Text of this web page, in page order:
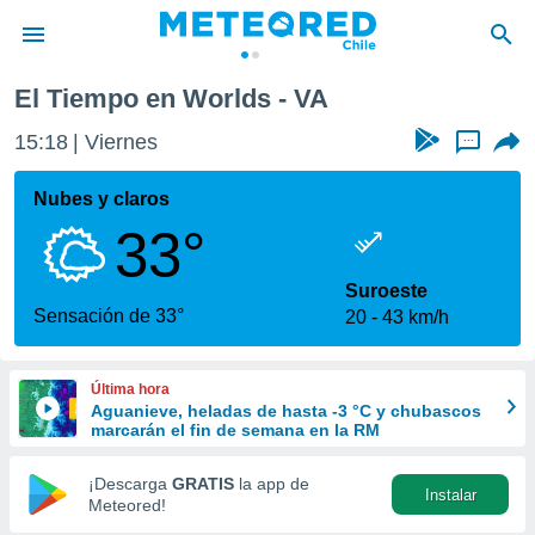
de
por
que se
calidad.
a este
las
y
forma
digital
basada
El Tiempo en Worlds - VA
15:18 Viernes ...
Nubes y claros
33°
Sensación de 33°
Suroeste
20
43 km/h
Última hora
Aguanieve, heladas de hasta -3 °C y chubascos
marcarán el fin de semana en la RM
¡Descarga GRATIS la app de
Meteored!
Instalar